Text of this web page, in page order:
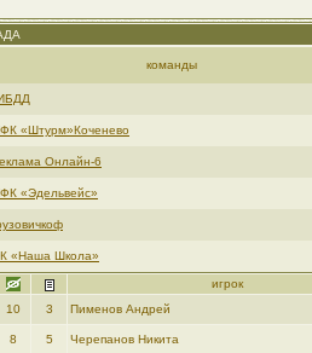
команды
«Штурм»Коченево
Онлайн-6
«Эдельвейс»
«Наша Школа»
игрок
10 3 Пименов Андрей
8 5 Черепанов Никита